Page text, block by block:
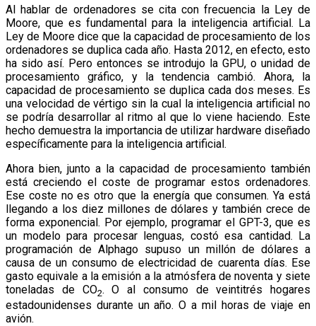
Al hablar de ordenadores se cita con frecuencia la Ley de
Moore, que es fundamental para la inteligencia artificial. La
Ley de Moore dice que la capacidad de procesamiento de los
ordenadores se duplica cada año. Hasta 2012, en efecto, esto
ha sido así. Pero entonces se introdujo la GPU, o unidad de
procesamiento gráfico, y la tendencia cambió. Ahora, la
capacidad de procesamiento se duplica cada dos meses. Es
una velocidad de vértigo sin la cual la inteligencia artificial no
se podría desarrollar al ritmo al que lo viene haciendo. Este
hecho demuestra la importancia de utilizar hardware diseñado
específicamente para la inteligencia artificial.
Ahora bien, junto a la capacidad de procesamiento también
está creciendo el coste de programar estos ordenadores.
Ese coste no es otro que la energía que consumen. Ya está
llegando a los diez millones de dólares y también crece de
forma exponencial. Por ejemplo, programar el GPT-3, que es
un modelo para procesar lenguas, costó esa cantidad. La
programación de Alphago supuso un millón de dólares a
causa de un consumo de electricidad de cuarenta días. Ese
gasto equivale a la emisión a la atmósfera de noventa y siete
toneladas de CO2. O al consumo de veintitrés hogares
estadounidenses durante un año. O a mil horas de viaje en
avión.